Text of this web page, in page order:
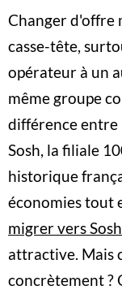
Changer d'offre
casse-tête,
opérateur à un
même groupe
différence entre
Sosh, la filiale
historique
économies tout
migrer vers Sosh
attractive. Mais
concrètement ?